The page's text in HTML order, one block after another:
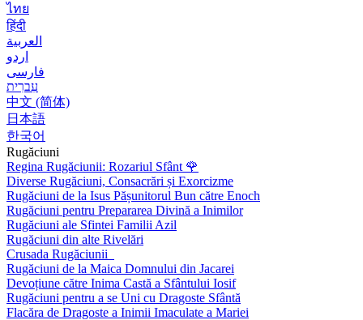
ไทย
हिंदी
العربية
اردو
فارسی
עִברִית
中文 (简体)
日本語
한국어
Rugăciuni
Regina Rugăciunii: Rozariul Sfânt 🌹
Diverse Rugăciuni, Consacrări și Exorcizme
Rugăciuni de la Isus Pășunitorul Bun către Enoch
Rugăciuni pentru Prepararea Divină a Inimilor
Rugăciuni ale Sfintei Familii Azil
Rugăciuni din alte Rivelări
Crusada Rugăciunii
Rugăciuni de la Maica Domnului din Jacarei
Devoțiune către Inima Castă a Sfântului Iosif
Rugăciuni pentru a se Uni cu Dragoste Sfântă
Flacăra de Dragoste a Inimii Imaculate a Mariei